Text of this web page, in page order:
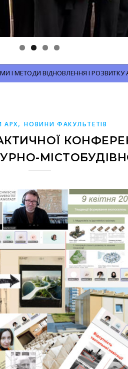
МЕТОДИ ВІДНОВЛЕННЯ І РОЗВИТКУ
АРХ,НОВИНИ ФАКУЛЬТЕТІВ